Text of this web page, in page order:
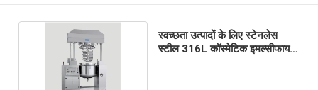
स्वच्छता उत्पादों के लिए स्टेनलेस
स्टील 316L कॉस्मेटिक इमल्सीफायर